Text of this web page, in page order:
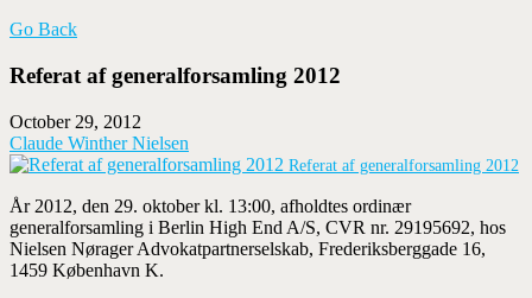
Go Back
Referat af generalforsamling 2012
October 29, 2012
Claude Winther Nielsen
Referat af generalforsamling 2012
År 2012, den 29. oktober kl. 13:00, afholdtes ordinær
generalforsamling i Berlin High End A/S, CVR nr. 29195692, hos
Nielsen Nørager Advokatpartnerselskab, Frederiksberggade 16,
1459 København K.